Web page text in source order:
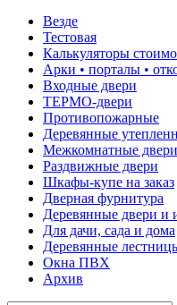
Везде
Тестовая
Калькуляторы
Арки • порталы •
Входные двери
ТЕРМО-двери
Противопожарные
Деревянные
Межкомнатные двери
Раздвижные двери
Шкафы-купе на заказ
Дверная фурнитура
Деревянные двери и
Для дачи, сада и дома
Деревянные
Окна ПВХ
Архив